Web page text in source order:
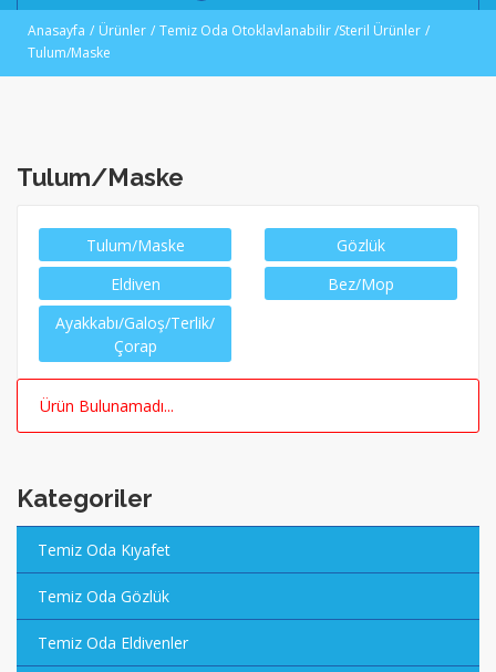
Anasayfa Ürünler
Temiz Oda Otoklavlanabilir /Steril Ürünler
Tulum/Maske
Tulum/Maske
Tulum/Maske
Gözlük
Eldiven
Bez/Mop
Ayakkabı/Galoş/Terlik/
Çorap
Ürün Bulunamadı...
Kategoriler
Temiz Oda Kıyafet
Temiz Oda Gözlük
Temiz Oda Eldivenler